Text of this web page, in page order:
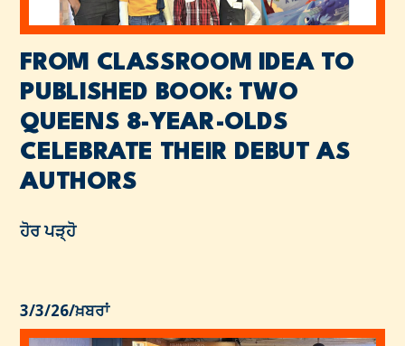
FROM CLASSROOM IDEA TO
PUBLISHED BOOK: TWO
QUEENS 8-YEAR-OLDS
CELEBRATE THEIR DEBUT AS
AUTHORS
ਹੋਰ ਪੜ੍ਹੋ
3/3/26/ਖ਼ਬਰਾਂ